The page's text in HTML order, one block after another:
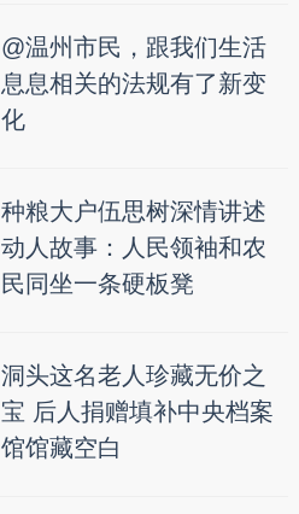
@温州市民，跟我们生活
息息相关的法规有了新变
化
种粮大户伍思树深情讲述
动人故事：人民领袖和农
民同坐一条硬板凳
洞头这名老人珍藏无价之
宝 后人捐赠填补中央档案
馆馆藏空白